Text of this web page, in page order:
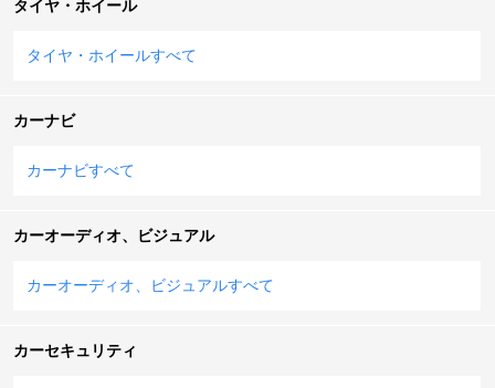
タイヤ・ホイール
タイヤ・ホイールすべて
カーナビ
カーナビすべて
カーオーディオ、ビジュアル
カーオーディオ、ビジュアルすべて
カーセキュリティ